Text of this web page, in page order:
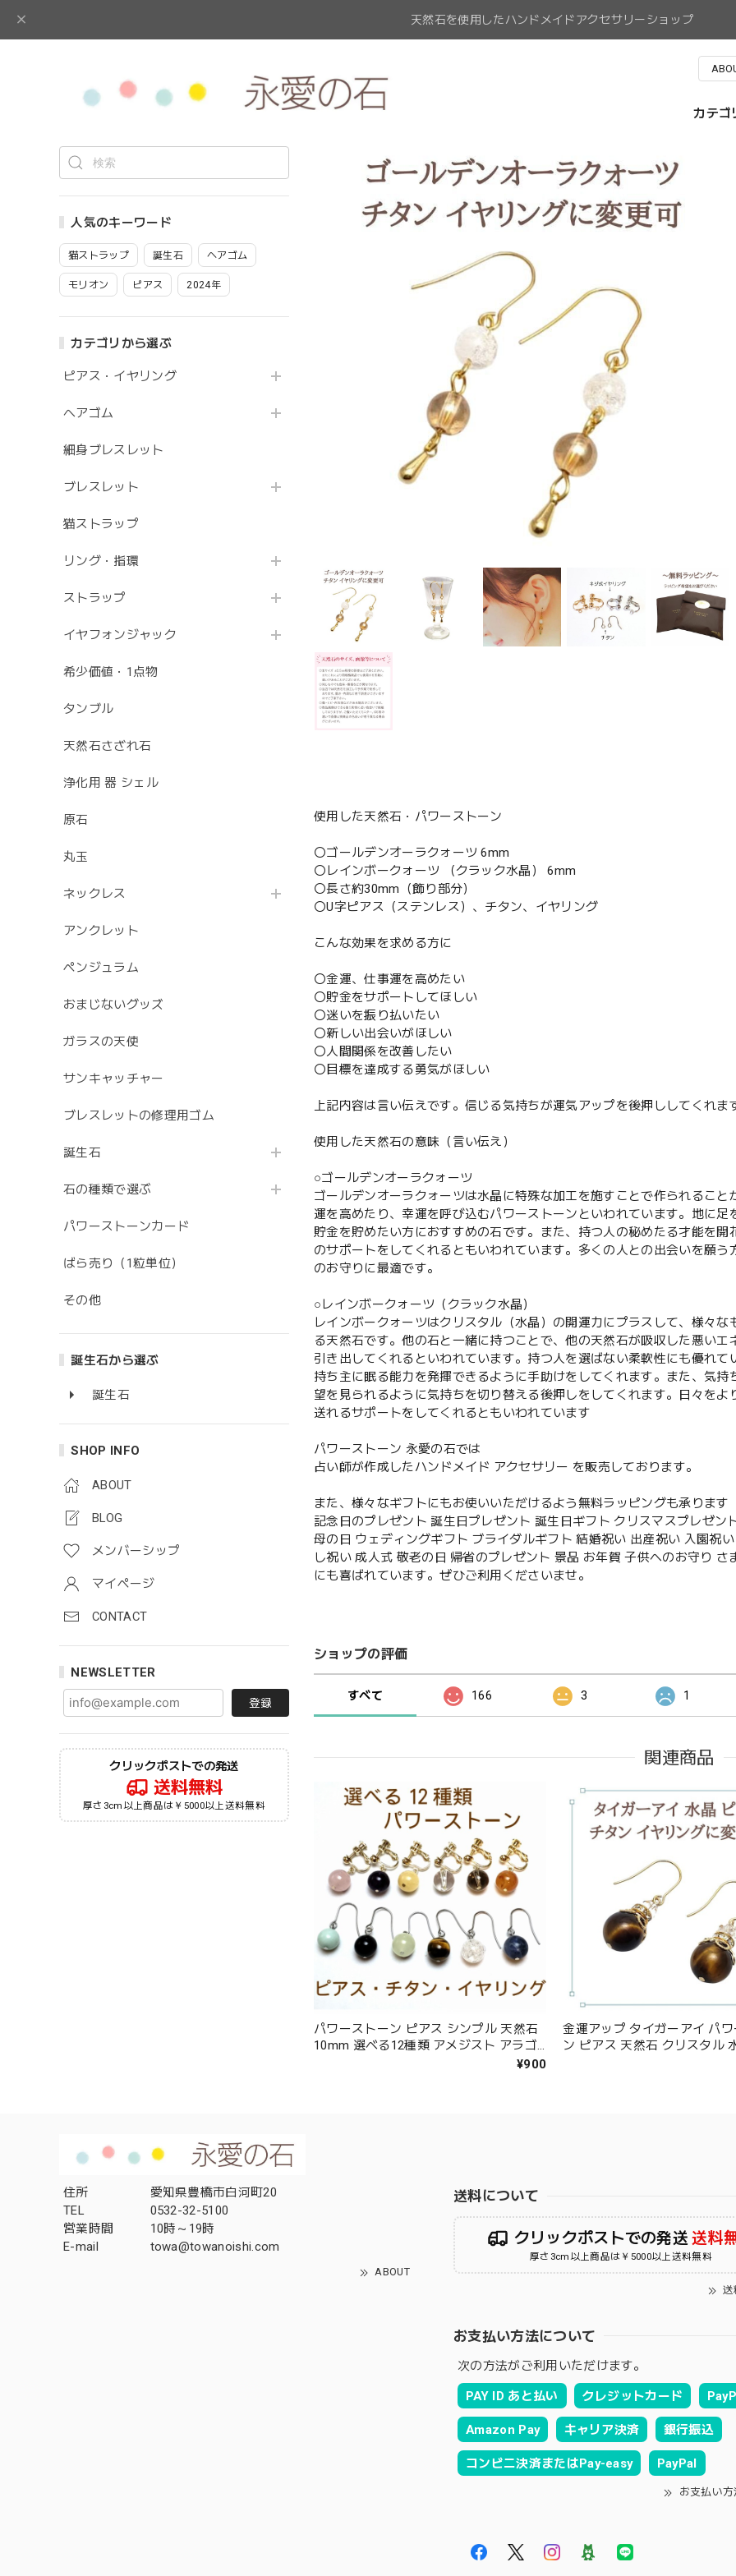
天然石を使用したハンドメイドアクセサリーショップ
カテゴ
人気のキーワード
猫ストラップ 誕生石 ヘアゴム
モリオン ピアス 2024年
カテゴリから選ぶ
ピアス・イヤリング
ヘアゴム
細身ブレスレット
ブレスレット
猫ストラップ
リング・指環
ストラップ
イヤフォンジャック
希少価値・1点物
タンブル
天然石さざれ石
浄化用 器 シェル
原石
丸玉
ネックレス
アンクレット
ペンジュラム
おまじないグッズ
ガラスの天使
サンキャッチャー
ブレスレットの修理用ゴム
誕生石
石の種類で選ぶ
パワーストーンカード
ばら売り（1粒単位）
その他
誕生石から選ぶ
誕生石
SHOP INFO
ABOUT
BLOG
メンバーシップ
マイページ
CONTACT
NEWSLETTER
登録
クリックポストでの発送
送料無料
厚さ3cm以上商品は￥5000以上送料無料
使用した天然石・パワーストーン
〇ゴールデンオーラクォーツ 6mm
〇レインボークォーツ （クラック水晶） 6mm
〇長さ約30mm（飾り部分）
〇U字ピアス（ステンレス）、チタン、イヤリング
こんな効果を求める方に
〇金運、仕事運を高めたい
〇貯金をサポートしてほしい
〇迷いを振り払いたい
〇新しい出会いがほしい
〇人間関係を改善したい
〇目標を達成する勇気がほしい
上記内容は言い伝えです。信じる気持ちが運気アップを後押ししてくれま
使用した天然石の意味（言い伝え）
○ゴールデンオーラクォーツ
ゴールデンオーラクォーツは水晶に特殊な加工を施すことで作られるこ
運を高めたり、幸運を呼び込むパワーストーンといわれています。地に
貯金を貯めたい方におすすめの石です。また、持つ人の秘めたる才能を
のサポートをしてくれるともいわれています。多くの人との出会いを願
のお守りに最適です。
○レインボークォーツ（クラック水晶）
レインボークォーツはクリスタル（水晶）の開運力にプラスして、様々
る天然石です。他の石と一緒に持つことで、他の天然石が吸収した悪い
引き出してくれるといわれています。持つ人を選ばない柔軟性にも優れ
持ち主に眠る能力を発揮できるように手助けをしてくれます。また、気
望を見られるように気持ちを切り替える後押しをしてくれます。日々を
送れるサポートをしてくれるともいわれています
パワーストーン 永愛の石では
占い師が作成したハンドメイド アクセサリー を販売しております。
また、様々なギフトにもお使いいただけるよう無料ラッピングも承ります
記念日のプレゼント 誕生日プレゼント 誕生日ギフト クリスマスプレゼ
母の日 ウェディングギフト ブライダルギフト 結婚祝い 出産祝い 入園祝
し祝い 成人式 敬老の日 帰省のプレゼント 景品 お年賀 子供へのお守り
にも喜ばれています。ぜひご利用くださいませ。
ショップの評価
すべて 166 3 1
関連商品
パワーストーン ピアス シンプル 天然石
10mm 選べる12種類 アメジスト アラゴ
ナイト クリスタル タイガーアイ レイン
¥900
金運アップ タイガーアイ パ
ン ピアス 天然石 クリスタル
住所
愛知県豊橋市白河町20
TEL
0532-32-5100
営業時間
10時～19時
E-mail
towa@towanoishi.com
ABOUT
送料について
クリックポストでの発送 送料
厚さ3cm以上商品は￥5000以上送料無料
送
お支払い方法について
次の方法がご利用いただけます。
PAY ID あと払い クレジットカード
Amazon Pay キャリア決済 銀行振込
コンビニ決済またはPay-easy PayPal
お支払い